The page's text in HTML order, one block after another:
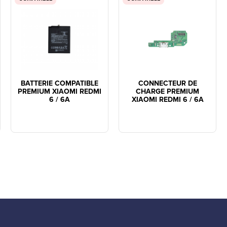
BATTERIE COMPATIBLE
PREMIUM XIAOMI REDMI
6 / 6A
CONNECTEUR DE
CHARGE PREMIUM
XIAOMI REDMI 6 / 6A